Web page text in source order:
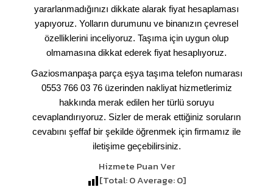
yararlanmadığınızı dikkate alarak fiyat hesaplaması
yapıyoruz. Yolların durumunu ve binanızın çevresel
özelliklerini inceliyoruz. Taşıma için uygun olup
olmamasına dikkat ederek fiyat hesaplıyoruz.
Gaziosmanpaşa parça eşya taşıma telefon numarası
0553 766 03 76 üzerinden nakliyat hizmetlerimiz
hakkında merak edilen her türlü soruyu
cevaplandırıyoruz. Sizler de merak ettiğiniz soruların
cevabını şeffaf bir şekilde öğrenmek için firmamız ile
iletişime geçebilirsiniz.
Hizmete Puan Ver
[Total:0Average:0]